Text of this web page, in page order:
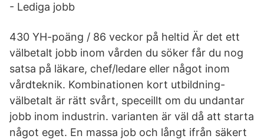
- Lediga jobb
430 YH-poäng / 86 veckor på heltid Är det ett
välbetalt jobb inom vården du söker får du nog
satsa på läkare, chef/ledare eller något inom
vårdteknik. Kombinationen kort utbildning-
välbetalt är rätt svårt, speceillt om du undantar
jobb inom industrin. varianten är väl då att starta
något eget. En massa job och långt ifrån säkert